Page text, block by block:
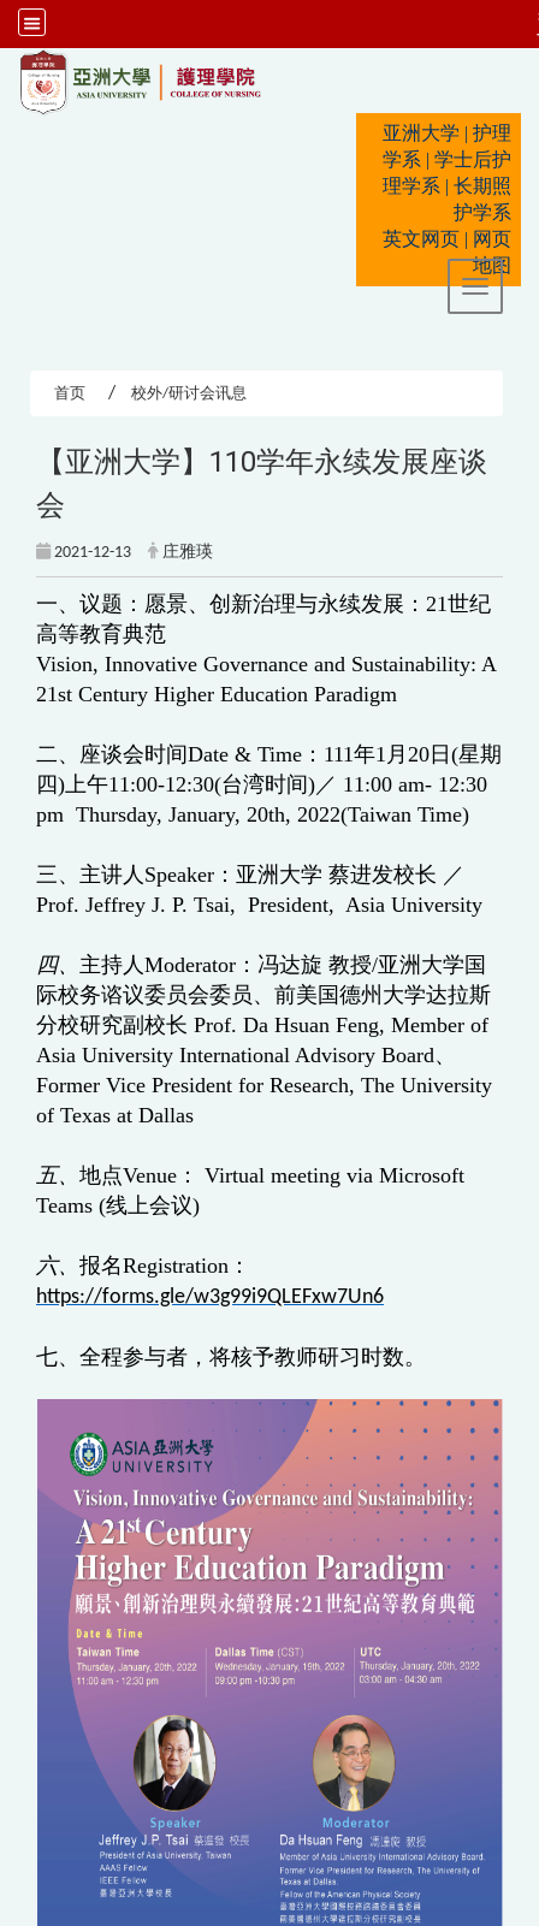
亚洲大学 | 护理
学系 | 学士后护
理学系 | 长期照
护学系
英文网页 | 网页
地图
Toggle
首页 校外/研讨会讯息
【亚洲大学】110学年永续发展座谈
会
2021-12-13 庄雅瑛
一、 议题：愿景、创新治理与永续发展： 21世纪
高等教育典范
Vision, Innovative Governance and Sustainability: A
21st Century Higher Education Paradigm
二、座谈会时间Date & Time ： 111年1 月 20日(星期
四) 上午11:00-12:30(台湾时间) ／ 11:00 am- 12:30
pm Thursday, January, 20th, 2022(Taiwan Time)
三、主讲人 Speaker ：亚洲大学 蔡进发校长 ／
Prof. Jeffrey J. P. Tsai, President, Asia University
四、 主持人 Moderator ：冯达旋 教授/亚洲大学国
际校务谘议委员会委员、前美国德州大学达拉斯
分校研究副校长 Prof. Da Hsuan Feng, Member of
Asia University International Advisory Board、
Former Vice President for Research, The University
of Texas at Dallas
五、 地点Venue ：
Virtual meeting via Microsoft
Teams (线上会议)
六、 报名Registration ：
https://forms.gle/w3g99i9QLEFxw7Un6
七、全程参与者，将核予教师研习时数。